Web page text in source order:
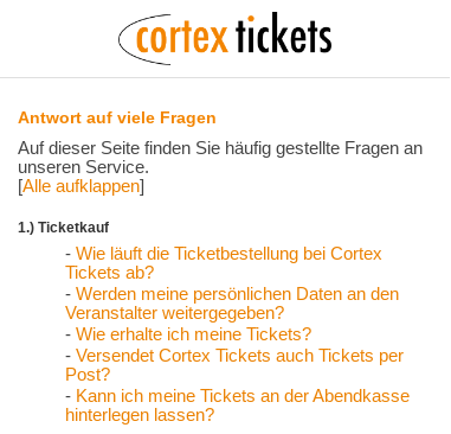
Antwort auf viele Fragen
Auf dieser Seite finden Sie häufig gestellte Fragen an
unseren Service.
[Alle aufklappen]
1.) Ticketkauf
- Wie läuft die Ticketbestellung bei Cortex
Tickets ab?
- Werden meine persönlichen Daten an den
Veranstalter weitergegeben?
- Wie erhalte ich meine Tickets?
- Versendet Cortex Tickets auch Tickets per
Post?
- Kann ich meine Tickets an der Abendkasse
hinterlegen lassen?